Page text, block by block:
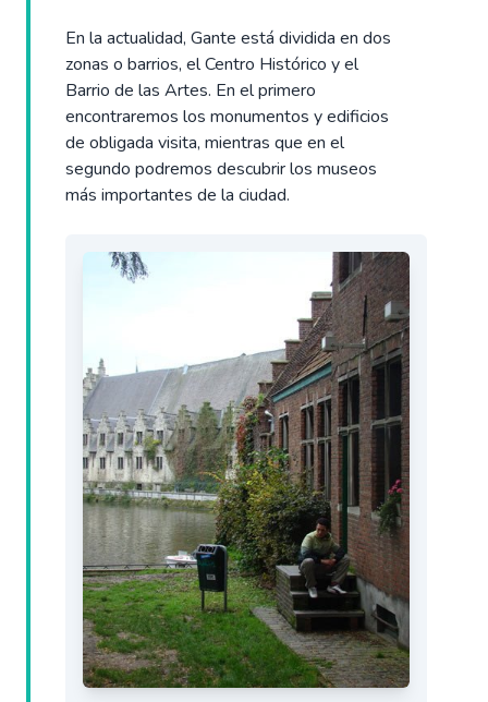
En la actualidad, Gante está dividida en dos
zonas o barrios, el Centro Histórico y el
Barrio de las Artes. En el primero
encontraremos los monumentos y edificios
de obligada visita, mientras que en el
segundo podremos descubrir los museos
más importantes de la ciudad.